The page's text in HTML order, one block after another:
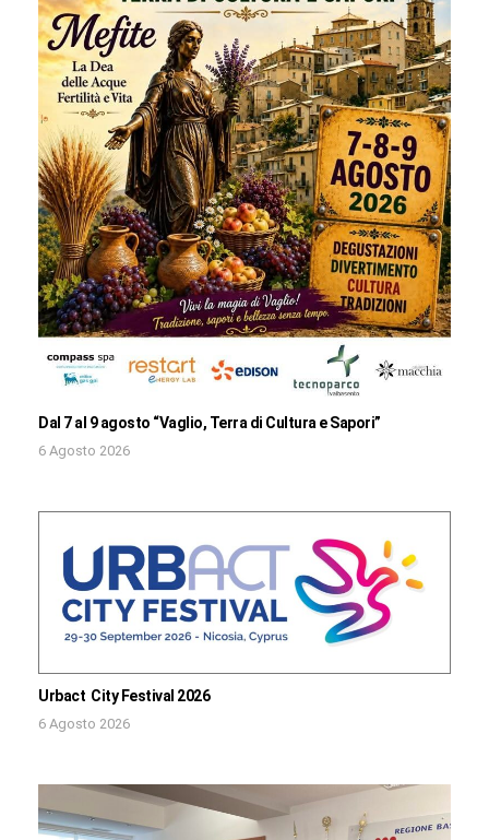
Dal 7 al 9 agosto “Vaglio, Terra di Cultura e Sapori”
6 Agosto 2026
Urbact City Festival 2026
6 Agosto 2026